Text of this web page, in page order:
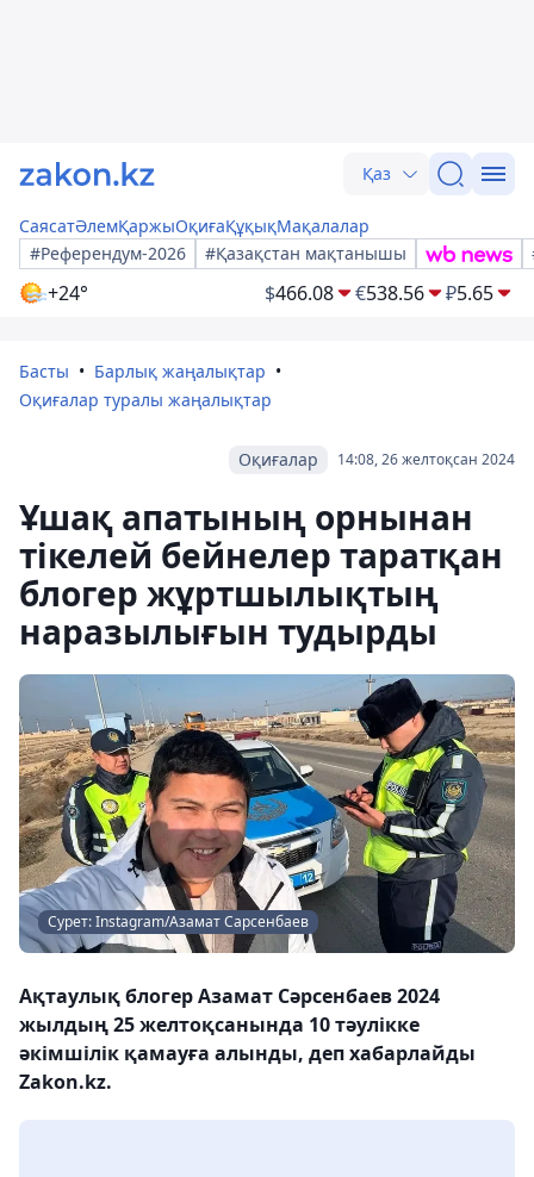
Қаз
СаясатӘлемҚаржыОқиғаҚұқықМақалалар
#Референдум-2026
#Қазақстан мақтанышы
+24° $466.08 €538.56 ₽5.65
Басты
Барлық жаңалықтар
Оқиғалар туралы жаңалықтар
14:08, 26 желтоқсан 2024
Оқиғалар
Ұшақ апатының орнынан
тікелей бейнелер таратқан
блогер жұртшылықтың
наразылығын тудырды
Сурет: Instagram/Азамат Сарсенбаев
Ақтаулық блогер Азамат Сәрсенбаев 2024
жылдың 25 желтоқсанында 10 тәулікке
әкімшілік қамауға алынды, деп хабарлайды
Zakon.kz.